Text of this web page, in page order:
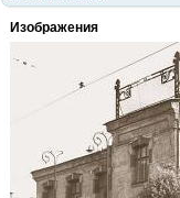
Изображения